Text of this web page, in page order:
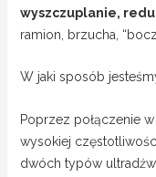
wyszczuplanie,
ramion, brzucha,
W jaki sposób
Poprzez połączenie
wysokiej
dwóch typów